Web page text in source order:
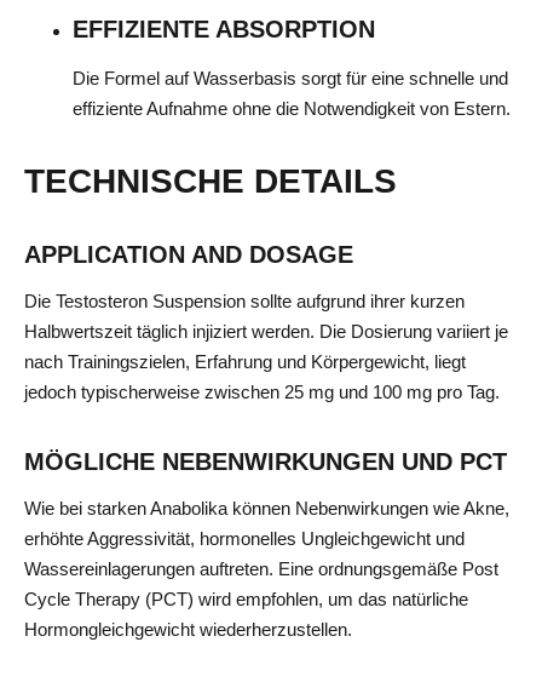
EFFIZIENTE ABSORPTION
Die Formel auf Wasserbasis sorgt für eine schnelle und
effiziente Aufnahme ohne die Notwendigkeit von Estern.
TECHNISCHE DETAILS
APPLICATION AND DOSAGE
Die Testosteron Suspension sollte aufgrund ihrer kurzen
Halbwertszeit täglich injiziert werden. Die Dosierung variiert je
nach Trainingszielen, Erfahrung und Körpergewicht, liegt
jedoch typischerweise zwischen 25 mg und 100 mg pro Tag.
MÖGLICHE NEBENWIRKUNGEN UND PCT
Wie bei starken Anabolika können Nebenwirkungen wie Akne,
erhöhte Aggressivität, hormonelles Ungleichgewicht und
Wassereinlagerungen auftreten. Eine ordnungsgemäße Post
Cycle Therapy (PCT) wird empfohlen, um das natürliche
Hormongleichgewicht wiederherzustellen.